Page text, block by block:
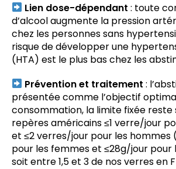
Lien dose-dépendant : toute
d’alcool augmente la pression
chez les personnes sans
risque de développer une
(HTA) est le plus bas chez les
Prévention et traitement :
présentée comme l’objectif
consommation, la limite fixée reste
repères américains ≤1 verre/jour
et ≤2 verres/jour pour les hommes
pour les femmes et ≤28g/jour pour
soit entre 1,5 et 3 de nos verres en